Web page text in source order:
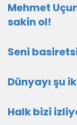
Mehmet
sakin ol!
Seni
Dünyayı şu
Halk bizi